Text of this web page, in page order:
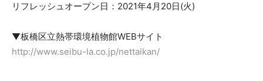
リフレッシュオープン日：2021年4月20日(火)
▼板橋区立熱帯環境植物館WEBサイト
http://www.seibu-la.co.jp/nettaikan/